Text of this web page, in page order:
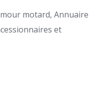
motard, Annuaire
et